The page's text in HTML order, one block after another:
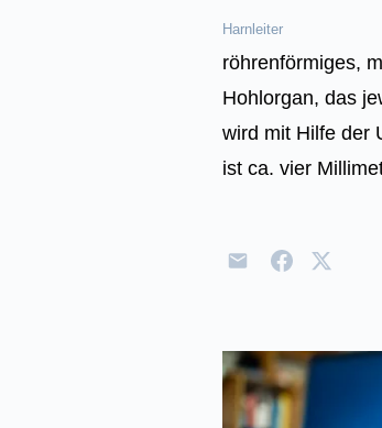
Harnleiter
röhrenförmiges,
Hohlorgan, das
wird mit Hilfe der
ist ca. vier